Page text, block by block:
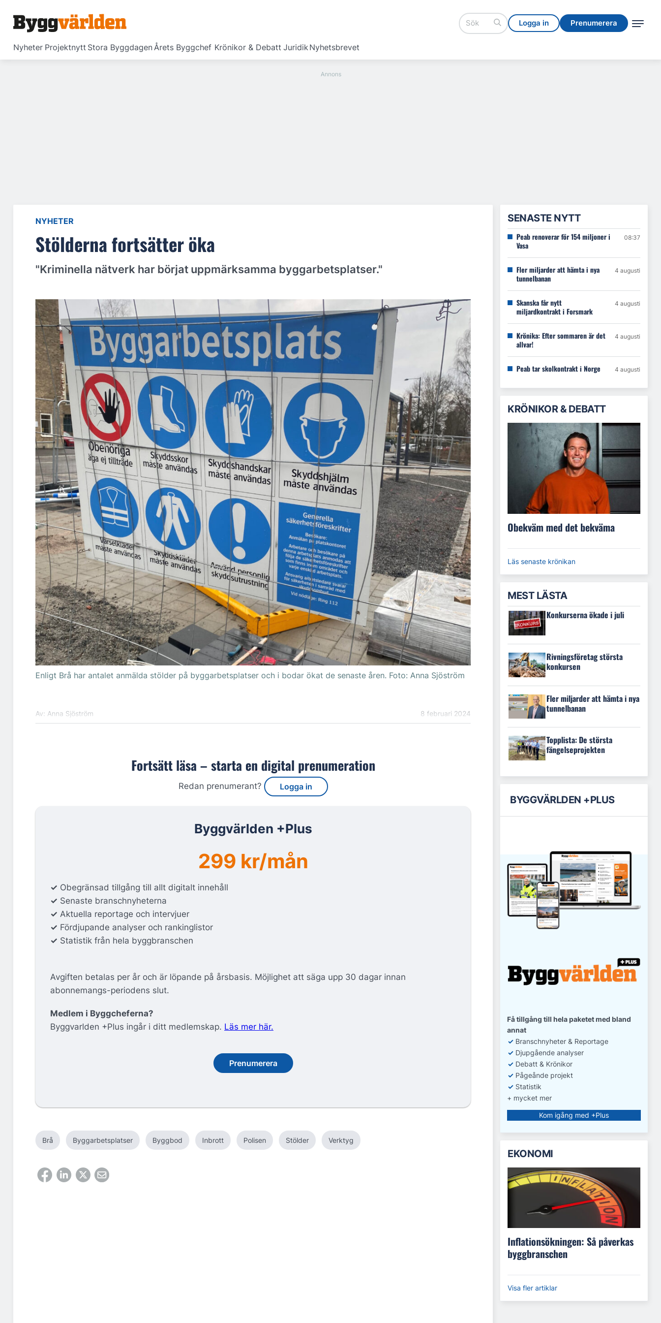
Logga in Prenumerera
Nyheter Projektnytt Stora ByggdagenÅrets Byggchef Krönikor & Debatt JuridikNyhetsbrevet
Logga in Prenumerera
NYHETER
Stölderna fortsätter öka
"Kriminella nätverk har börjat uppmärksamma byggarbetsplatser."
Enligt Brå har antalet anmälda stölder på byggarbetsplatser och i bodar ökat de senaste åren. Foto: Anna Sjöström
Av: Anna Sjöström 8 februari 2024
Fortsätt läsa – starta en digital prenumeration
Redan prenumerant? Logga in
Byggvärlden +Plus
299 kr/mån
✓ Obegränsad tillgång till allt digitalt innehåll
✓ Senaste branschnyheterna
✓ Aktuella reportage och intervjuer
✓ Fördjupande analyser och rankinglistor
✓ Statistik från hela byggbranschen
Avgiften betalas per år och är löpande på årsbasis. Möjlighet att säga upp 30 dagar innan
abonnemangs-periodens slut.
Medlem i Byggcheferna?
Byggvarlden +Plus ingår i ditt medlemskap. Läs mer här.
Prenumerera
Brå Byggarbetsplatser Byggbod Inbrott Polisen Stölder Verktyg
SENASTE NYTT
Peab renoverar för 154 miljoner i
Vasa
08:37
Fler miljarder att hämta i nya
tunnelbanan
4 augusti
Skanska får nytt
miljardkontrakt i Forsmark
4 augusti
Krönika: Efter sommaren är det
allvar!
4 augusti
Peab tar skolkontrakt i Norge 4 augusti
KRÖNIKOR & DEBATT
Obekväm med det bekväma
Läs senaste krönikan
MEST LÄSTA
Konkurserna ökade i juli
Rivningsföretag största
konkursen
Fler miljarder att hämta i nya
tunnelbanan
Topplista: De största
fängelseprojekten
BYGGVÄRLDEN +PLUS
Få tillgång till hela paketet med bland
annat
✓ Branschnyheter & Reportage
✓ Djupgående analyser
✓ Debatt & Krönikor
✓ Pågeånde projekt
✓ Statistik
+ mycket mer
Kom igång med +Plus
EKONOMI
Inflationsökningen: Så påverkas
byggbranschen
Visa fler artiklar